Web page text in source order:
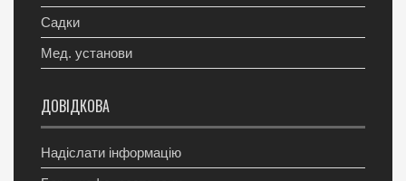
Садки
Мед. установи
ДОВІДКОВА
Надіслати інформацію